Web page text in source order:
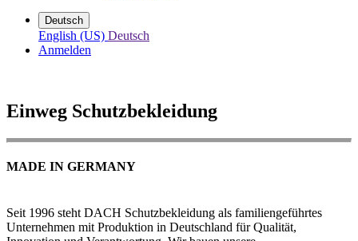
Deutsch
English (US) Deutsch
Anmelden
Einweg Schutzbekleidung
MADE IN GERMANY
Seit 1996 steht DACH Schutzbekleidung als familiengeführtes
Unternehmen mit Produktion in Deutschland für Qualität,